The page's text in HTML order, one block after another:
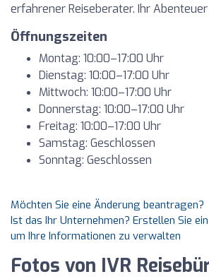
erfahrener Reiseberater. Ihr
Öffnungszeiten
Montag: 10:00–17:00 Uhr
Dienstag: 10:00–17:00 Uhr
Mittwoch: 10:00–17:00 Uhr
Donnerstag: 10:00–17:00 Uhr
Freitag: 10:00–17:00 Uhr
Samstag: Geschlossen
Sonntag: Geschlossen
Möchten Sie eine Änderung beantragen?
Ist das Ihr Unternehmen? Erstellen Sie
um Ihre Informationen zu verwalten
Fotos von IVR